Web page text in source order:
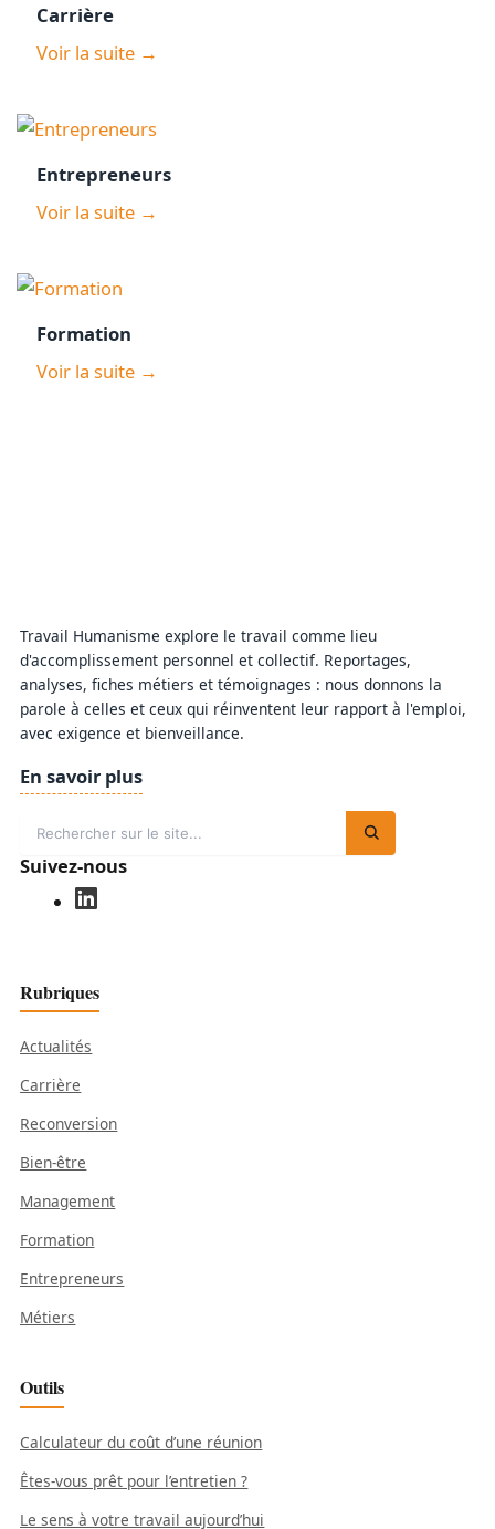
Carrière
Voir la suite →
Entrepreneurs
Voir la suite →
Formation
Voir la suite →
Travail Humanisme explore le travail comme lieu
d'accomplissement personnel et collectif. Reportages,
analyses, fiches métiers et témoignages : nous donnons la
parole à celles et ceux qui réinventent leur rapport à l'emploi,
avec exigence et bienveillance.
En savoir plus
Suivez-nous
Rubriques
Actualités
Carrière
Reconversion
Bien-être
Management
Formation
Entrepreneurs
Métiers
Outils
Calculateur du coût d’une réunion
Êtes-vous prêt pour l’entretien ?
Le sens à votre travail aujourd’hui